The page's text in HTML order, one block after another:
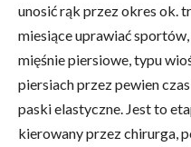
unosić rąk przez okres ok.
miesiące uprawiać
mięśnie piersiowe, typu
piersiach przez pewien
paski elastyczne. Jest to
kierowany przez chirurga,